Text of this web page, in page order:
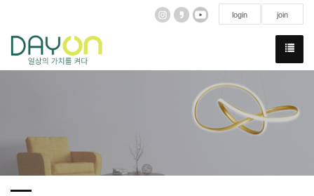
login join